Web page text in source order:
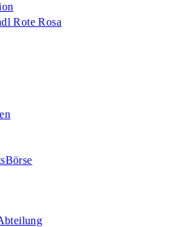
Rote Rosa